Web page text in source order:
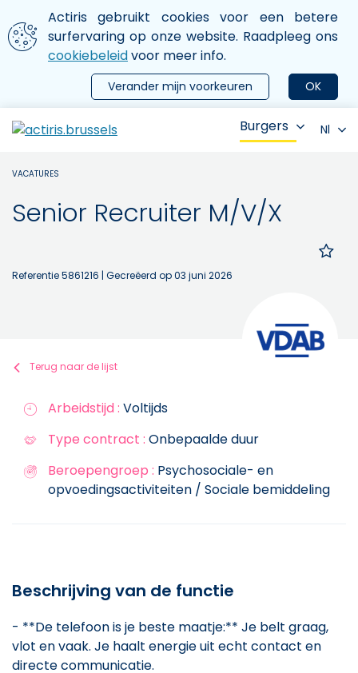
Aller au contenu principal
We gebruiken cookies
Actiris gebruikt cookies voor een betere
surfervaring op onze website. Raadpleeg ons
cookiebeleidvoor meer info.
OK
Verander mijn voorkeuren
le menu
Burgers Nl
VACATURES
Senior Recruiter M/V/X
Referentie 5861216 | Gecreëerd op 03 juni 2026
Terug naar de lijst
Arbeidstijd : Voltijds
Type contract : Onbepaalde duur
Beroepengroep : Psychosociale- en
opvoedingsactiviteiten / Sociale bemiddeling
Beschrijving van de functie
- **De telefoon is je beste maatje:** Je belt graag,
vlot en vaak. Je haalt energie uit echt contact en
directe communicatie.